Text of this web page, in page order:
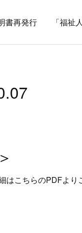
書再発行 「福祉
.07
はこちらのPDFよ